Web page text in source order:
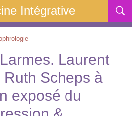
Intégrative
Laurent
Ruth Scheps à
exposé du